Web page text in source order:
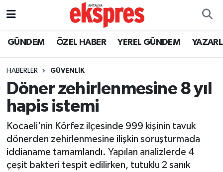
GÜNDEM ÖZEL HABER YEREL GÜNDEM
HABERLER GÜVENLIK
Döner zehirlenmesine 8 yıl
hapis istemi
Kocaeli'nin Körfez ilçesinde 999 kişinin tavuk
dönerden zehirlenmesine ilişkin soruşturmada
iddianame tamamlandı. Yapılan analizlerde 4
çeşit bakteri tespit edilirken, tutuklu 2 sanık
ÖZEL HABER
YEREL GÜNDEM
EKONOMİ
KÜLTÜR - SANAT
SPOR
Nöbetçi Eczaneler
Trafik Durumu
Süper Lig Puan Durumu ve Fikstür
Tüm Manşetler
Son Dakika Haberleri